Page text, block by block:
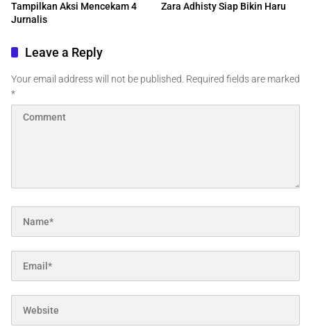
Tampilkan Aksi Mencekam 4
Jurnalis
Zara Adhisty Siap Bikin Haru
Leave a Reply
Your email address will not be published. Required fields are marked
*